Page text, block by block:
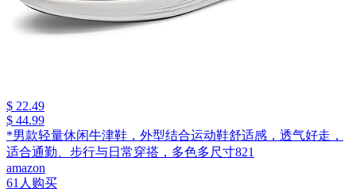
$ 22.49
$ 44.99
*男款轻量休闲牛津鞋，外型结合运动鞋舒适感，透气好走，
适合通勤、步行与日常穿搭，多色多尺寸821
amazon
61人购买